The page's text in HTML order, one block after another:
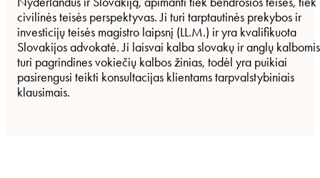
civilinės teisės perspektyvas. Ji turi tarptautinės prekybos ir
investicijų teisės magistro laipsnį (LL.M.) ir yra kvalifikuota
Slovakijos advokatė. Ji laisvai kalba slovakų ir anglų
turi pagrindines vokiečių kalbos žinias, todėl yra puikiai
pasirengusi teikti konsultacijas klientams tarpvalstybiniais
klausimais.